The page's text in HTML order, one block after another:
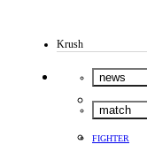
Krush
news
match
FIGHTER